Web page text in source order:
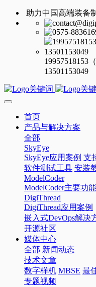
助力中国高端装备
19957518153
13501153049
首页
产品与解决方案
全部
SkyEye
SkyEye应用案例 支
软件测试工具 安装
ModelCoder
ModelCoder主要功能
DigiThread
DigiThread应用案例
嵌入式DevOps解决
开源社区
媒体中心
全部 新闻动态
技术文章
数字样机 MBSE 最
专题视频